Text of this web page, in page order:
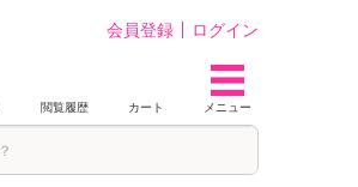
会員登録 ログイン
閲覧履歴 カート メニュー